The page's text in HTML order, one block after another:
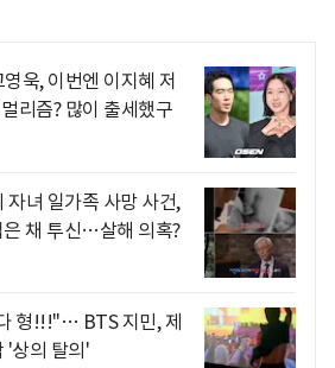
욱, 이번엔 이지혜 저
리즘? 많이 출세했구
자녀 일가족 사망 사건,
은 채 투신…살해 의혹?
형!!!"… BTS 지민, 제
'상의 탈의'